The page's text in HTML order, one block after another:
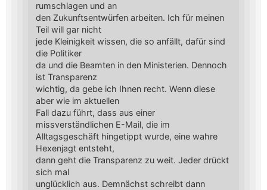
rumschlagen und an
den Zukunftsentwürfen arbeiten. Ich für meinen
Teil will gar nicht
jede Kleinigkeit wissen, die so anfällt, dafür sind
die Politiker
da und die Beamten in den Ministerien. Dennoch
ist Transparenz
wichtig, da gebe ich Ihnen recht. Wenn diese
aber wie im aktuellen
Fall dazu führt, dass aus einer
missverständlichen E-Mail, die im
Alltagsgeschäft hingetippt wurde, eine wahre
Hexenjagt entsteht,
dann geht die Transparenz zu weit. Jeder drückt
sich mal
unglücklich aus. Demnächst schreibt dann